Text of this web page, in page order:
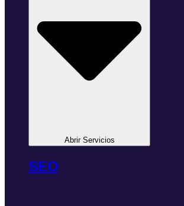
Abrir Servicios
SEO